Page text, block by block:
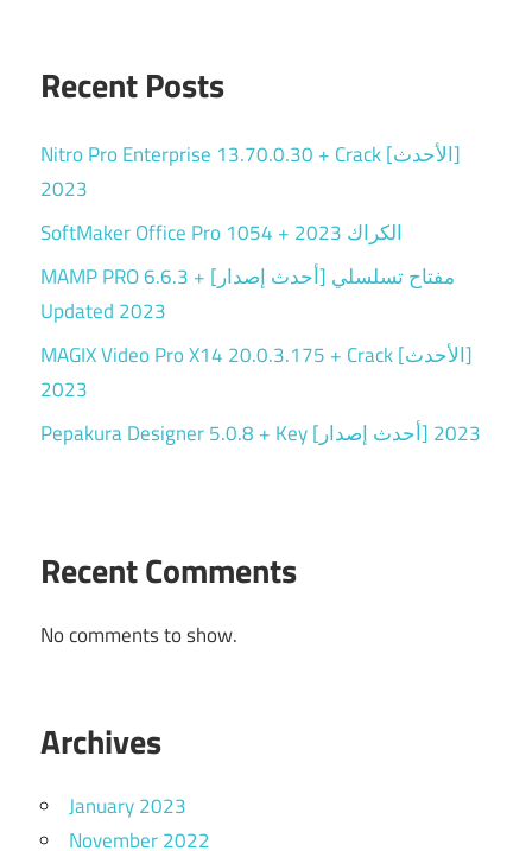
Recent Posts
Nitro Pro Enterprise 13.70.0.30 + Crack [الأحدث]
2023
SoftMaker Office Pro 1054 + الكراك 2023
MAMP PRO 6.6.3 + مفتاح تسلسلي [أحدث إصدار]
Updated 2023
MAGIX Video Pro X14 20.0.3.175 + Crack [الأحدث]
2023
Pepakura Designer 5.0.8 + Key [أحدث إصدار] 2023
Recent Comments
No comments to show.
Archives
January 2023
November 2022